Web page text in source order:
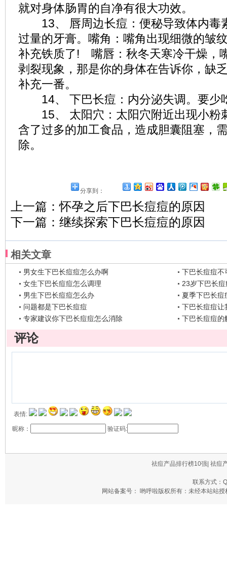
就对身体肠胃的自净有很大功效。
13、 唇周边长痘：便秘导致体内毒
过量的牙膏。嘴角：嘴角出现细微的皱
补充铁质了! 嘴唇：秋冬天寒冷干燥，
剥裂现象，那是你的身体在告诉你，缺
补充一番。
14、 下巴长痘：内分泌失调。要少
15、 太阳穴：太阳穴附近出现小粉
含了过多的加工食品，造成胆囊阻塞，
除。
分享到：
上一篇：怀孕之后下巴长痘痘的原因
下一篇： 继续探索下巴长痘痘的原因
相关文章
男女生下巴长痘痘怎么办啊
下巴长痘痘不
女生下巴长痘痘怎么调理
23岁下巴长
男生下巴长痘痘怎么办
夏季下巴长痘
问题都是下巴长痘痘
下巴长痘痘让
专家建议你下巴长痘痘怎么消除
下巴长痘痘的
评论
表情:
昵称： 验证码:
祛痘产品排行榜10强| 祛痘
联系方式：
网站备案号： 哟呼啦版权所有：未经本站站